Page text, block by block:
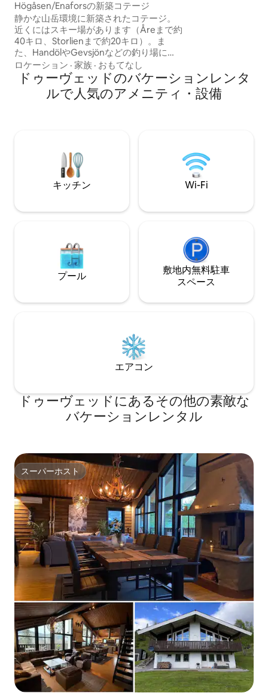
Högåsen/Enaforsの新築コテージ
静かな山岳環境に新築されたコテージ。
近くにはスキー場があります（Åreまで約
40キロ、Storlienまで約20キロ）。ま
た、HandölやGevsjönなどの釣り場にも
近いです。ヤムトランドトリアンゲルン
やブラーハンマーレンなどのさまざまな
ハイキングコースに近い。キノコやベリ
ーを採取できる場所に近い。コテージエ
ます。暖炉を燃やすために、自分の薪を
持参することができます。 また、ベッド
リネン/タオルは持参してください。
ロケーション · 家族 · おもてなし
ドゥーヴェッドのバケーションレンタ
ルで人気のアメニティ・設備
キッチン Wi-Fi
プール
敷地内無料駐⁠車
ス⁠ペ⁠ー⁠ス
エアコン
ドゥーヴェッドにあるその他の素敵な
バケーションレンタル
スーパーホスト
スーパーホスト